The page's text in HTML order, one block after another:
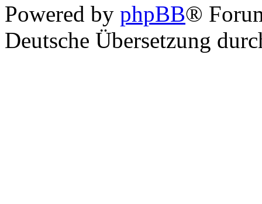
Powered by phpBB®
Deutsche Übersetzung